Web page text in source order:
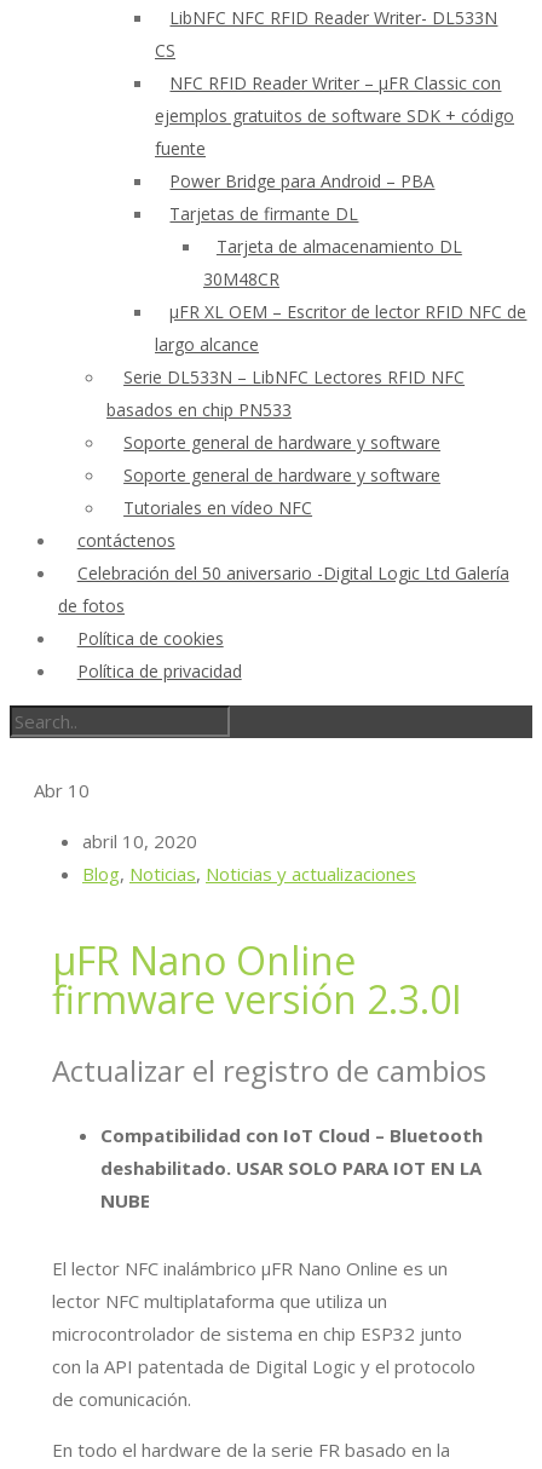
LibNFC NFC RFID Reader Writer- DL533N
CS
NFC RFID Reader Writer – μFR Classic con
ejemplos gratuitos de software SDK + código
fuente
Power Bridge para Android – PBA
Tarjetas de firmante DL
Tarjeta de almacenamiento DL
30M48CR
μFR XL OEM – Escritor de lector RFID NFC de
largo alcance
Serie DL533N – LibNFC Lectores RFID NFC
basados en chip PN533
Soporte general de hardware y software
Soporte general de hardware y software
Tutoriales en vídeo NFC
contáctenos
Celebración del 50 aniversario -Digital Logic Ltd Galería
de fotos
Política de cookies
Política de privacidad
Abr 10
abril 10, 2020
Blog, Noticias, Noticias y actualizaciones
μFR Nano Online
firmware versión 2.3.0I
Actualizar el registro de cambios
Compatibilidad con IoT Cloud – Bluetooth
deshabilitado. USAR SOLO PARA IOT EN LA
NUBE
El lector NFC inalámbrico μFR Nano Online es un
lector NFC multiplataforma que utiliza un
microcontrolador de sistema en chip ESP32 junto
con la API patentada de Digital Logic y el protocolo
de comunicación.
En todo el hardware de la serie FR basado en la